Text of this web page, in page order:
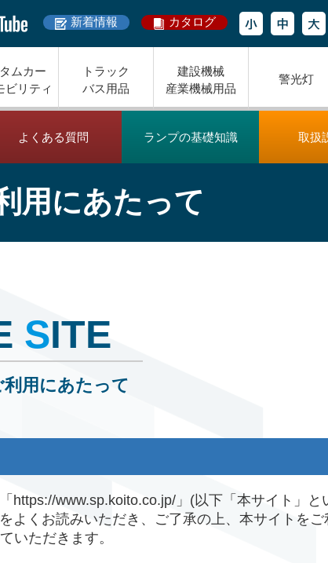
新着情報 カタログ
ムカー
ビリティ
トラック
バス用品
建設機械
産業機械用品
警光灯
よくある質問 ランプの基礎知識 取扱
用にあたって
SITE
用にあたって
www.sp.koito.co.jp/」(以下「本サイト」と
くお読みいただき、ご了承の上、本サイトを
いただきます。